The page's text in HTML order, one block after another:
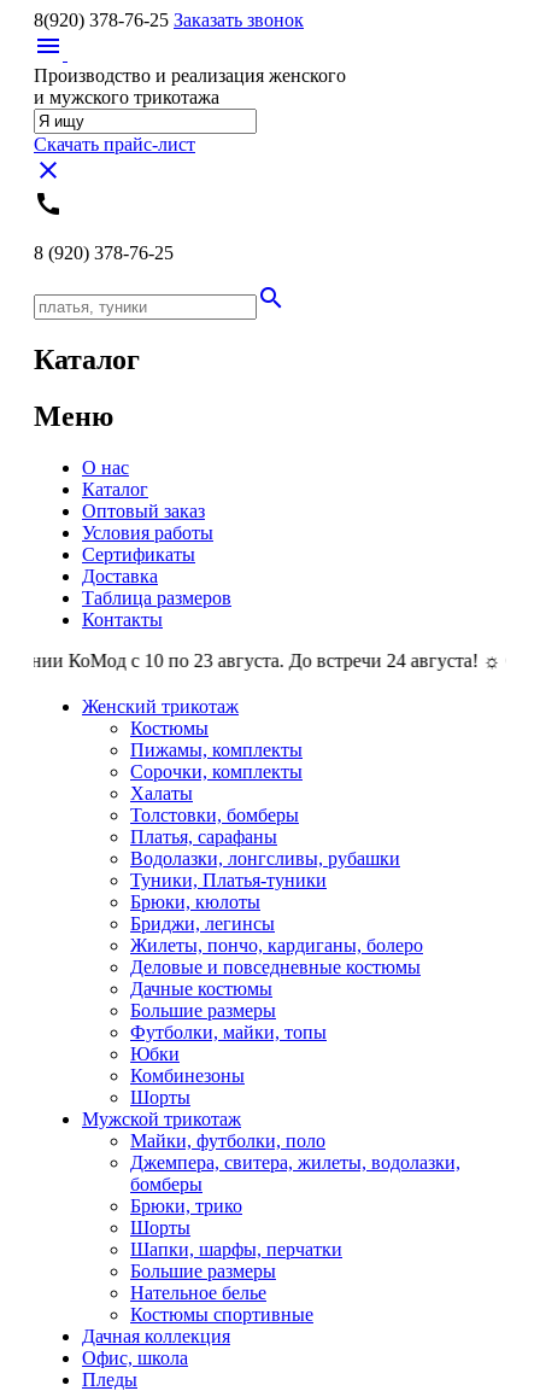
8(920) 378-76-25 Заказать звонок
menu
Производство и реализация женского
и мужского трикотажа
Скачать прайс-лист
close
call
8 (920) 378-76-25
search
Каталог
Меню
О нас
Каталог
Оптовый заказ
Условия работы
Сертификаты
Доставка
Таблица размеров
Контакты
КоМод с 10 по 23 августа. До встречи 24 августа! ☼
Женский трикотаж
Костюмы
Пижамы, комплекты
Сорочки, комплекты
Халаты
Толстовки, бомберы
Платья, сарафаны
Водолазки, лонгсливы, рубашки
Туники, Платья-туники
Брюки, кюлоты
Бриджи, легинсы
Жилеты, пончо, кардиганы, болеро
Деловые и повседневные костюмы
Дачные костюмы
Большие размеры
Футболки, майки, топы
Юбки
Комбинезоны
Шорты
Мужской трикотаж
Майки, футболки, поло
Джемпера, свитера, жилеты, водолазки,
бомберы
Брюки, трико
Шорты
Шапки, шарфы, перчатки
Большие размеры
Нательное белье
Костюмы спортивные
Дачная коллекция
Офис, школа
Пледы